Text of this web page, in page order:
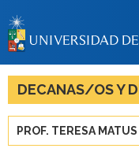
DECANAS/OS Y
PROF. TERESA